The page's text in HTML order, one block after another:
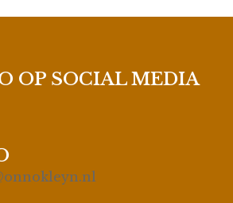
OP SOCIAL MEDIA